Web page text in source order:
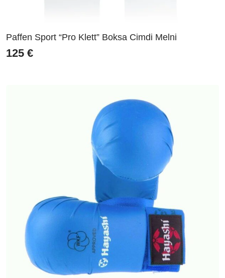
Paffen Sport “Pro Klett” Boksa Cimdi Melni
125 €